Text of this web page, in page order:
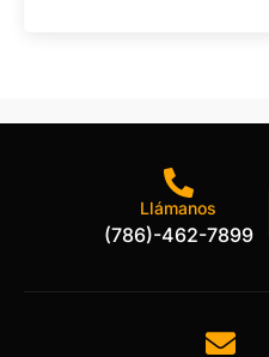
Llámanos
(786)-462-7899